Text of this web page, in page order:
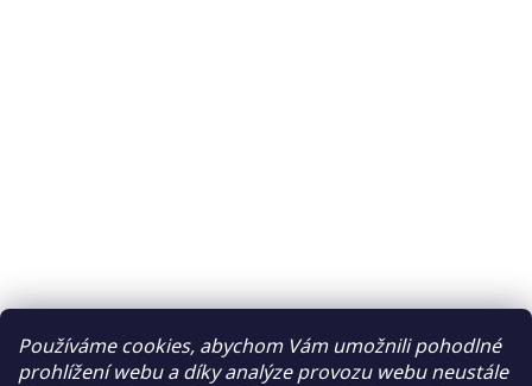
Používáme cookies, abychom Vám umožnili pohodlné
prohlížení webu a díky analýze provozu webu neustále